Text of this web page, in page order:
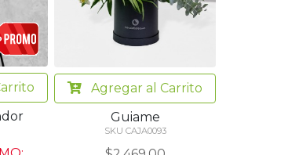
Agregaral Carrito
Guiame
SKU CAJA0093